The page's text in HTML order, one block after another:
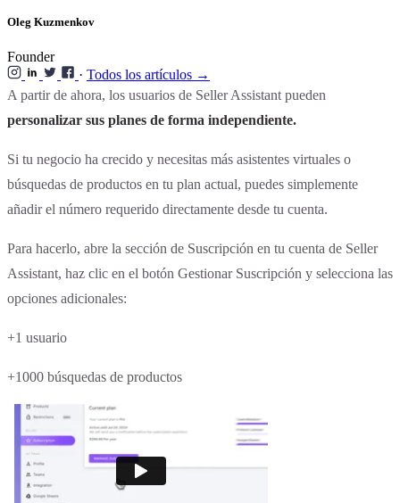
Oleg Kuzmenkov
Founder
· Todos los artículos →
A partir de ahora, los usuarios de Seller Assistant pueden
personalizar sus planes de forma independiente.
Si tu negocio ha crecido y necesitas más asistentes virtuales o
búsquedas de productos en tu plan actual, puedes simplemente
añadir el número requerido directamente desde tu cuenta.
Para hacerlo, abre la sección de Suscripción en tu cuenta de Seller
Assistant, haz clic en el botón Gestionar Suscripción y selecciona las
opciones adicionales:
+1 usuario
+1000 búsquedas de productos